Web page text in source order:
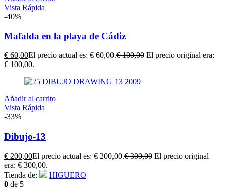
Vista Rápida
-40%
Mafalda en la playa de Cádiz
€ 60,00El precio actual es: € 60,00.€100,00 El precio original era:
€ 100,00.
Añadir al carrito
Vista Rápida
-33%
Dibujo-13
€ 200,00El precio actual es: € 200,00.€300,00 El precio original
era: € 300,00.
Tienda de:
HIGUERO
0 de 5